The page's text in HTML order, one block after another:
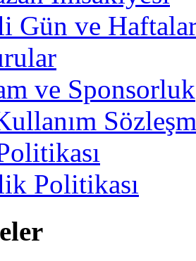
Gün ve
ve Sponsorluk
Politikası